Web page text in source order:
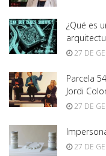
¿Qué es
27 DE
Parcela
Jordi
27 DE
27 DE